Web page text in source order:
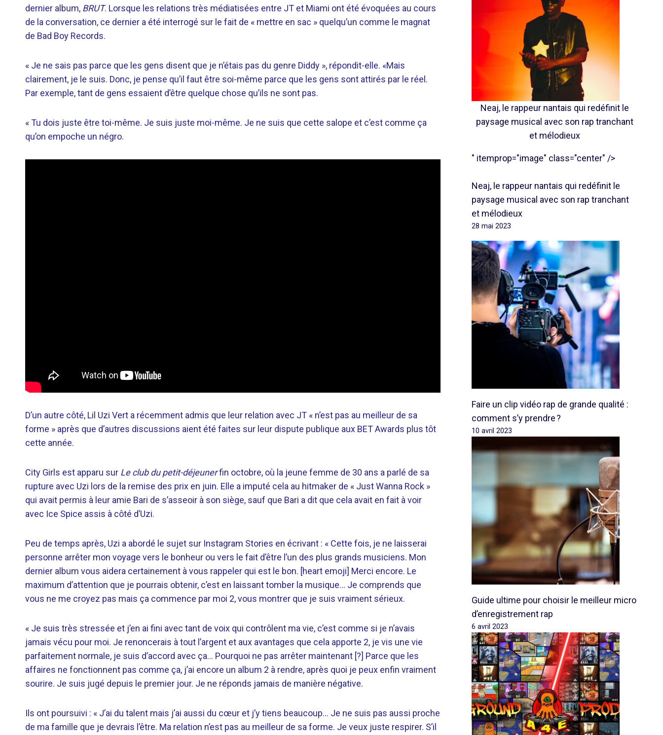
dernier album, BRUT. Lorsque les relations très médiatisées entre JT et Miami ont été évoquées au cours
de la conversation, ce dernier a été interrogé sur le fait de « mettre en sac » quelqu’un comme le magnat
de Bad Boy Records.
« Je ne sais pas parce que les gens disent que je n’étais pas du genre Diddy », répondit-elle. «Mais
clairement, je le suis. Donc, je pense qu’il faut être soi-même parce que les gens sont attirés par le réel.
Par exemple, tant de gens essaient d’être quelque chose qu’ils ne sont pas.
« Tu dois juste être toi-même. Je suis juste moi-même. Je ne suis que cette salope et c’est comme ça
qu’on empoche un négro.
D’un autre côté, Lil Uzi Vert a récemment admis que leur relation avec JT « n’est pas au meilleur de sa
forme » après que d’autres discussions aient été faites sur leur dispute publique aux BET Awards plus tôt
cette année.
City Girls est apparu sur Le club du petit-déjeunerfin octobre, où la jeune femme de 30 ans a parlé de sa
rupture avec Uzi lors de la remise des prix en juin. Elle a imputé cela au hitmaker de « Just Wanna Rock »
qui avait permis à leur amie Bari de s’asseoir à son siège, sauf que Bari a dit que cela avait en fait à voir
avec Ice Spice assis à côté d’Uzi.
Peu de temps après, Uzi a abordé le sujet sur Instagram Stories en écrivant : « Cette fois, je ne laisserai
personne arrêter mon voyage vers le bonheur ou vers le fait d’être l’un des plus grands musiciens. Mon
dernier album vous aidera certainement à vous rappeler qui est le bon. [heart emoji] Merci encore. Le
maximum d’attention que je pourrais obtenir, c’est en laissant tomber la musique… Je comprends que
vous ne me croyez pas mais ça commence par moi 2, vous montrer que je suis vraiment sérieux.
« Je suis très stressée et j’en ai fini avec tant de voix qui contrôlent ma vie, c’est comme si je n’avais
jamais vécu pour moi. Je renoncerais à tout l’argent et aux avantages que cela apporte 2, je vis une vie
parfaitement normale, je suis d’accord avec ça… Pourquoi ne pas arrêter maintenant [?] Parce que les
affaires ne fonctionnent pas comme ça, j’ai encore un album 2 à rendre, après quoi je peux enfin vraiment
sourire. Je suis jugé depuis le premier jour. Je ne réponds jamais de manière négative.
Ils ont poursuivi : « J’ai du talent mais j’ai aussi du cœur et j’y tiens beaucoup… Je ne suis pas aussi proche
de ma famille que je devrais l’être. Ma relation n’est pas au meilleur de sa forme. Je veux juste respirer. S’il
Neaj, le rappeur nantais qui redéfinit le
paysage musical avec son rap tranchant
et mélodieux
" itemprop="image" class="center" />
Neaj, le rappeur nantais qui redéfinit le
paysage musical avec son rap tranchant
et mélodieux
28 mai 2023
Faire un clip vidéo rap de grande qualité :
comment s’y prendre ?
10 avril 2023
Guide ultime pour choisir le meilleur micro
d’enregistrement rap
6 avril 2023